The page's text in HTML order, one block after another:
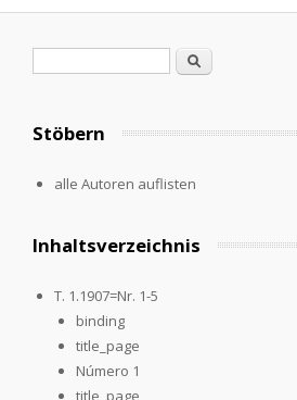
Search
Stöbern
alle Autoren auflisten
Inhaltsverzeichnis
T. 1.1907=Nr. 1-5
binding
title_page
Número 1
title_page